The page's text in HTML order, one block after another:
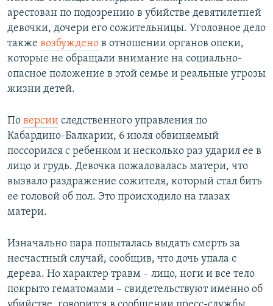
арестован по подозрению в убийстве девятилетней
девочки, дочери его сожительницы. Уголовное дело
также возбуждено в отношении органов опеки,
которые не обращали внимание на социально-
опасное положение в этой семье и реальные угрозы
жизни детей.
По версии следственного управления по
Кабардино-Балкарии, 6 июля обвиняемый
поссорился с ребенком и несколько раз ударил ее в
лицо и грудь. Девочка пожаловалась матери, что
вызвало раздражение сожителя, который стал бить
ее головой об пол. Это происходило на глазах
матери.
Изначально пара попыталась выдать смерть за
несчастный случай, сообщив, что дочь упала с
дерева. Но характер травм – лицо, ноги и все тело
покрыто гематомами – свидетельствуют именно об